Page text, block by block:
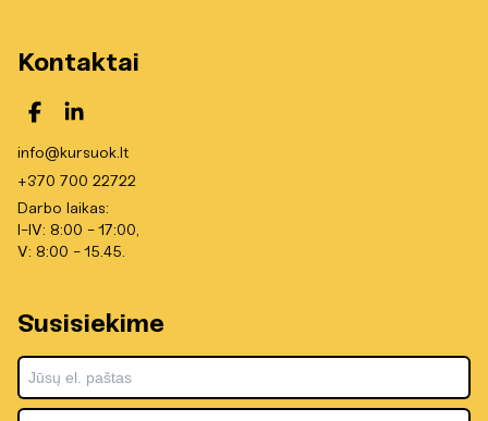
Kontaktai
info@kursuok.lt
+370 700 22722
Darbo laikas:
I-IV: 8:00 - 17:00,
V: 8:00 - 15.45.
Susisiekime